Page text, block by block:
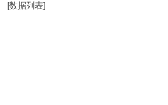
[数据列表]